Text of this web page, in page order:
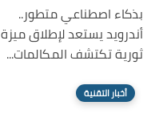
بذكاء اصطناعي متطور..
أندرويد يستعد لإطلاق ميزة
ثورية تكتشف المكالمات...
أخبار التقنية